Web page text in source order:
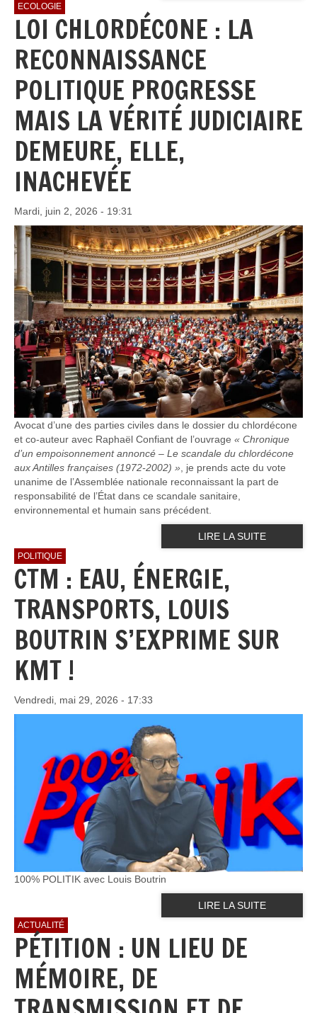
ECOLOGIE
LOI CHLORDÉCONE : LA
RECONNAISSANCE
POLITIQUE PROGRESSE
MAIS LA VÉRITÉ JUDICIAIRE
DEMEURE, ELLE,
INACHEVÉE
Mardi, juin 2, 2026 - 19:31
Avocat d’une des parties civiles dans le dossier du chlordécone
et co-auteur avec Raphaël Confiant de l’ouvrage « Chronique
d’un empoisonnement annoncé – Le scandale du chlordécone
aux Antilles françaises (1972-2002) » , je prends acte du vote
unanime de l’Assemblée nationale reconnaissant la part de
responsabilité de l’État dans ce scandale sanitaire,
environnemental et humain sans précédent.
LIRE LA SUITE
POLITIQUE
CTM : EAU, ÉNERGIE,
TRANSPORTS, LOUIS
BOUTRIN S’EXPRIME SUR
KMT !
Vendredi, mai 29, 2026 - 17:33
100% POLITIK avec Louis Boutrin
LIRE LA SUITE
ACTUALITÉ
PÉTITION : UN LIEU DE
MÉMOIRE, DE